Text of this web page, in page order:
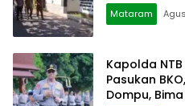
Mataram
Kapolda
Pasukan
Dompu, Bima